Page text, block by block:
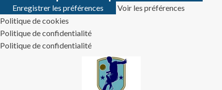
Enregistrer les préférences
Voir les préférences
Politique de cookies
Politique de confidentialité
Politique de confidentialité